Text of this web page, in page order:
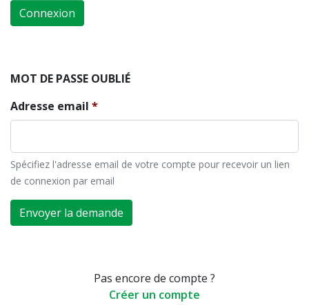
Connexion
MOT DE PASSE OUBLIÉ
Adresse email
Spécifiez l'adresse email de votre compte pour recevoir un lien
de connexion par email
Envoyer la demande
Pas encore de compte ?
Créer un compte